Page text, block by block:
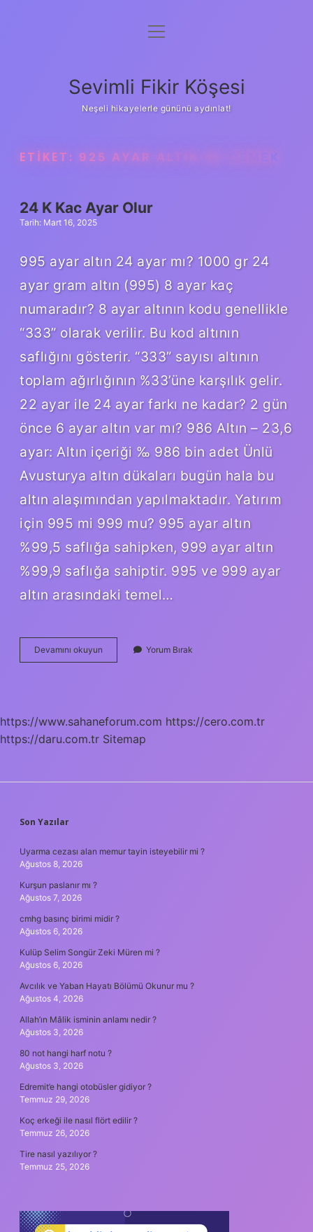
Anasayfa
Yasal Uyarı
menüyü
Sevimli Fikir Köşesi
Neşeli hikayelerle gününü aydınlat!
ETIKET: 925 AYAR ALTIN NE DEMEK
24 K Kac Ayar Olur
Tarih: Mart 16, 2025
995 ayar altın 24 ayar mı? 1000 gr 24
ayar gram altın (995) 8 ayar kaç
numaradır? 8 ayar altının kodu genellikle
“333” olarak verilir. Bu kod altının
saflığını gösterir. “333” sayısı altının
toplam ağırlığının %33’üne karşılık gelir.
22 ayar ile 24 ayar farkı ne kadar? 2 gün
önce 6 ayar altın var mı? 986 Altın – 23,6
ayar: Altın içeriği ‰ 986 bin adet Ünlü
Avusturya altın dükaları bugün hala bu
altın alaşımından yapılmaktadır. Yatırım
için 995 mi 999 mu? 995 ayar altın
%99,5 saflığa sahipken, 999 ayar altın
%99,9 saflığa sahiptir. 995 ve 999 ayar
altın arasındaki temel…
Devamını okuyun
K
Yorum Bırak
https://www.sahaneforum.com https://cero.com.tr
https://daru.com.tr Sitemap
SIDEBAR
Son Yazılar
Uyarma cezası alan memur tayin isteyebilir mi ?
Ağustos 8, 2026
Kurşun paslanır mı ?
Ağustos 7, 2026
cmhg basınç birimi midir ?
Ağustos 6, 2026
Kulüp Selim Songür Zeki Müren mi ?
Ağustos 6, 2026
Avcılık ve Yaban Hayatı Bölümü Okunur mu ?
Ağustos 4, 2026
Allah’ın Mâlik isminin anlamı nedir ?
Ağustos 3, 2026
80 not hangi harf notu ?
Ağustos 3, 2026
Edremit’e hangi otobüsler gidiyor ?
Temmuz 29, 2026
Koç erkeği ile nasıl flört edilir ?
Temmuz 26, 2026
Tire nasıl yazılıyor ?
Temmuz 25, 2026